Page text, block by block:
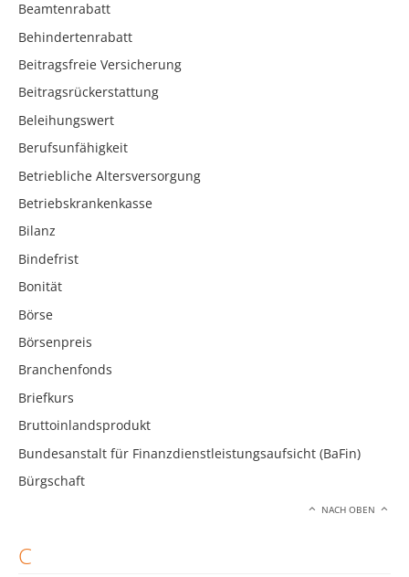
Beamtenrabatt
Behindertenrabatt
Beitragsfreie Versicherung
Beitragsrückerstattung
Beleihungswert
Berufsunfähigkeit
Betriebliche Altersversorgung
Betriebskrankenkasse
Bilanz
Bindefrist
Bonität
Börse
Börsenpreis
Branchenfonds
Briefkurs
Bruttoinlandsprodukt
Bundesanstalt für Finanzdienstleistungsaufsicht (BaFin)
Bürgschaft
NACH OBEN
C